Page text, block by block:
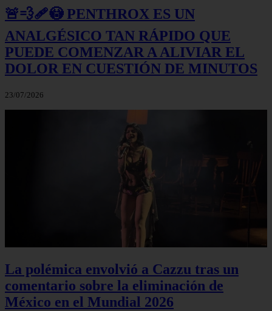
🚨💨🩹😳 PENTHROX ES UN
ANALGÉSICO TAN RÁPIDO QUE
PUEDE COMENZAR A ALIVIAR EL
DOLOR EN CUESTIÓN DE MINUTOS
23/07/2026
La polémica envolvió a Cazzu tras un
comentario sobre la eliminación de
México en el Mundial 2026